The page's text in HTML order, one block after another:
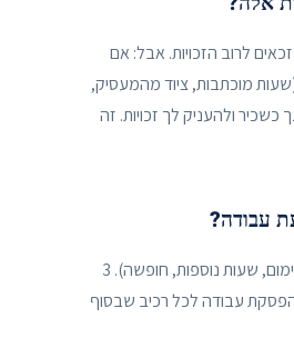
לרוב הזכויות. אבל: אם
מוכתבות, ציוד מהמעסיק,
כשכיר ולהעניק לך זכויות. זה
עבודה?
7 שנים לרכיבי שכר (שכר מינימום, שעות נוספות, חופשה). 3
הפסקת עבודה לכל רכיב שבסוף